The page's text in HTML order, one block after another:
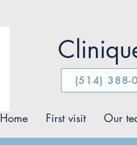
Home First visit Our
(514) 388-